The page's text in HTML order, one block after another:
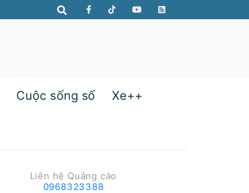
Cuộc sống số Xe++
Liên hệ Quảng cáo
0968323388